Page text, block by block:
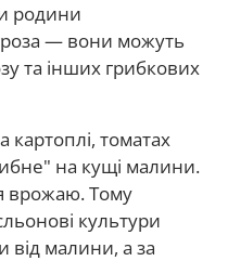
родини
— вони можуть
та інших грибкових
томатах
на кущі малини.
врожаю. Тому
культури
малини, а за